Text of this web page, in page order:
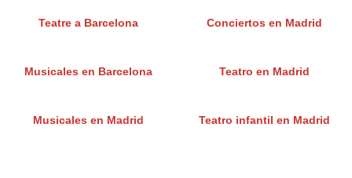
Teatre a Barcelona Conciertos en Madrid
Musicales en Barcelona Teatro en Madrid
Musicales en Madrid Teatro infantil en Madrid